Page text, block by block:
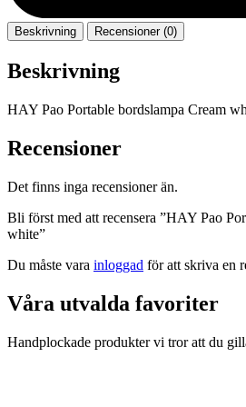
Beskrivning Recensioner (0)
Beskrivning
HAY Pao Portable bordslampa Cream
Recensioner
Det finns inga recensioner än.
Bli först med att recensera ”HAY Pao
white”
Du måste vara inloggad för att skriva en
Våra utvalda favoriter
Handplockade produkter vi tror att du